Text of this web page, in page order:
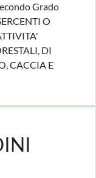
Grado
O
DI
CACCIA E